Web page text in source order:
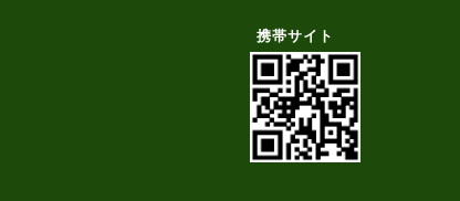
携帯サイト